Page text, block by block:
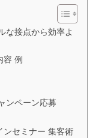
な接点から効率よ
容 例
ンペーン応募
ンセミナー 集客術